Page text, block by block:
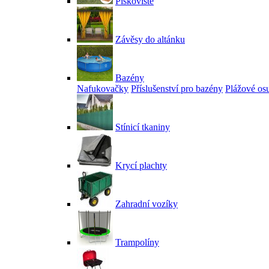
Závěsy do altánku
Bazény
Nafukovačky Příslušenství pro bazény Plážové
Stínicí tkaniny
Krycí plachty
Zahradní vozíky
Trampolíny